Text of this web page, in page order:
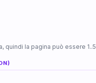
quindi la pagina può essere 1..5